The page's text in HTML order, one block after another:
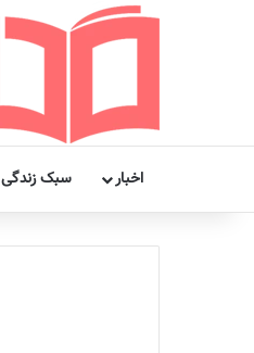
اخبار سبک زندگی